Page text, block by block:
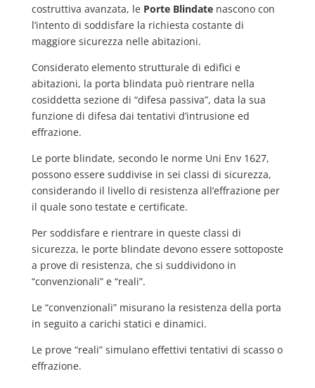
costruttiva avanzata, le Porte Blindate nascono con
l’intento di soddisfare la richiesta costante di
maggiore sicurezza nelle abitazioni.
Considerato elemento strutturale di edifici e
abitazioni, la porta blindata può rientrare nella
cosiddetta sezione di “difesa passiva”, data la sua
funzione di difesa dai tentativi d’intrusione ed
effrazione.
Le porte blindate, secondo le norme Uni Env 1627,
possono essere suddivise in sei classi di sicurezza,
considerando il livello di resistenza all’effrazione per
il quale sono testate e certificate.
Per soddisfare e rientrare in queste classi di
sicurezza, le porte blindate devono essere sottoposte
a prove di resistenza, che si suddividono in
“convenzionali” e “reali”.
Le “convenzionali” misurano la resistenza della porta
in seguito a carichi statici e dinamici.
Le prove “reali” simulano effettivi tentativi di scasso o
effrazione.